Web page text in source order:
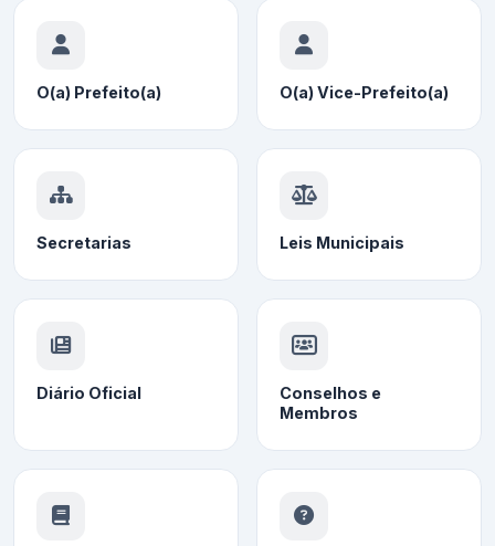
O(a) Prefeito(a) O(a) Vice-Prefeito(a)
Secretarias Leis Municipais
Diário Oficial
Conselhos e
Membros